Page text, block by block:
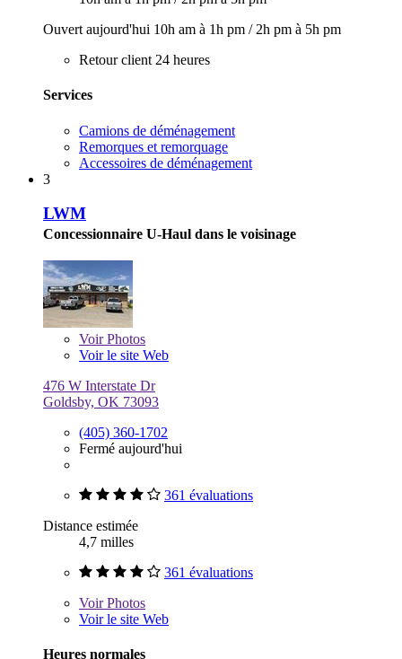
Ouvert aujourd'hui 10h am à 1h pm / 2h pm à 5h pm
Retour client 24 heures
Services
Camions de déménagement
Remorques et remorquage
Accessoires de déménagement
3
LWM
Concessionnaire U-Haul dans le voisinage
VoirPhotos
Voir le site Web
476 W Interstate Dr
Goldsby, OK 73093
(405) 360-1702
Fermé aujourd'hui
361 évaluations
Distance estimée
4,7 milles
361 évaluations
VoirPhotos
Voir le site Web
Heures normales